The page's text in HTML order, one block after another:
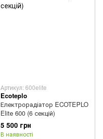
Артикул: 600elite
Ecoteplo
Електрорадіатор ECOTEPLO
Elite 600 (6 секцій)
5 500 грн
В наявності